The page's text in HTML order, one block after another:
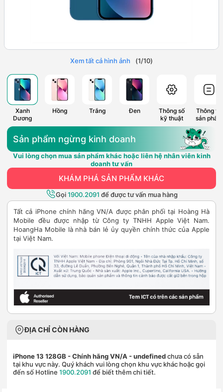
Xem tất cả hình ảnh (1/10)
Xanh
Dương
Hồng Trắng Đen
Thông số
kỹ thuật
Thông tin
sản phẩm
Sản phẩm ngừng kinh doanh
Vui lòng chọn mua sản phẩm khác hoặc liên hệ nhân viên kinh
doanh tư vấn
KHÁM PHÁ SẢN PHẨM KHÁC
Gọi1900.2091 để được tư vấn mua hàng
Tất cả iPhone chính hãng VN/A được phân phối tại Hoàng Hà
Mobile đều được nhập từ Công ty TNHH Apple Việt Nam.
HoangHa Mobile là nhà bán lẻ ủy quyền chính thức của Apple
tại Việt Nam.
ĐỊA CHỈ CÒN HÀNG
iPhone 13 128GB - Chính hãng VN/A - undefinedchưa có sẵn
tại khu vực này. Quý khách vui lòng chọn khu vực khác hoặc gọi
đến số Hotline 1900.2091 để biết thêm chi tiết.